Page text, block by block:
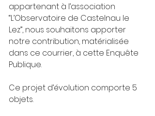
appartenant à l’association
“L’Observatoire de Castelnau le
Lez”, nous souhaitons apporter
notre contribution, matérialisée
dans ce courrier, à cette Enquête
Publique.
Ce projet d’évolution comporte 5
objets.